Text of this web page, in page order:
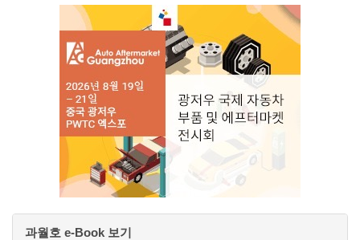
과월호 e-Book 보기